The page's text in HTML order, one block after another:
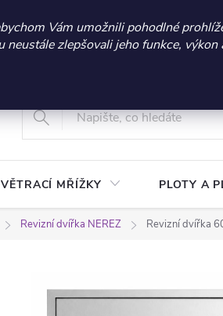
sleva 300 Kč při nákupu nad 3.000 Kč
Vám umožnili pohodlné
neustále zlepšovali jeho funkce, výkon
+420 604 269
Vrácení a reklamace zboží Podmínky
VĚTRACÍ MŘÍŽKY PLOTY A
Revizní dvířka NEREZ Revizní dvířka